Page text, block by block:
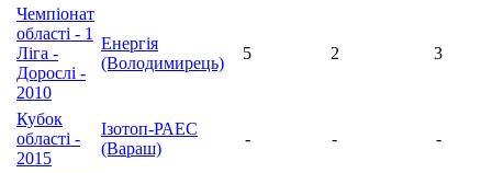
Чемпіонат
області - 1
Ліга -
Дорослі -
2010
Енергія
(Володимирець)
5 2 3
Кубок
області -
2015
Ізотоп-РАЕС
(Вараш)
- - -